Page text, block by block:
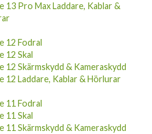
13 Pro Max Laddare, Kablar &
12 Fodral
12 Skal
12 Skärmskydd & Kameraskydd
12 Laddare, Kablar & Hörlurar
11 Fodral
11 Skal
11 Skärmskydd & Kameraskydd